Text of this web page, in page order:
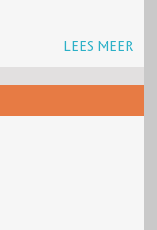
LEES MEER